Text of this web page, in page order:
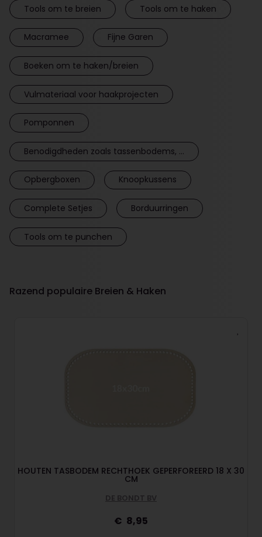
Tools om te breien Tools om te haken
Macramee Fijne Garen
Boeken om te haken/breien
Vulmateriaal voor haakprojecten
Pomponnen
Benodigdheden zoals tassenbodems, ...
Opbergboxen Knoopkussens
Complete Setjes Borduurringen
Tools om te punchen
Razend populaire Breien & Haken
HOUTEN TASBODEM RECHTHOEK GEPERFOREERD 18 X 30
CM
DE BONDT BV
8,95